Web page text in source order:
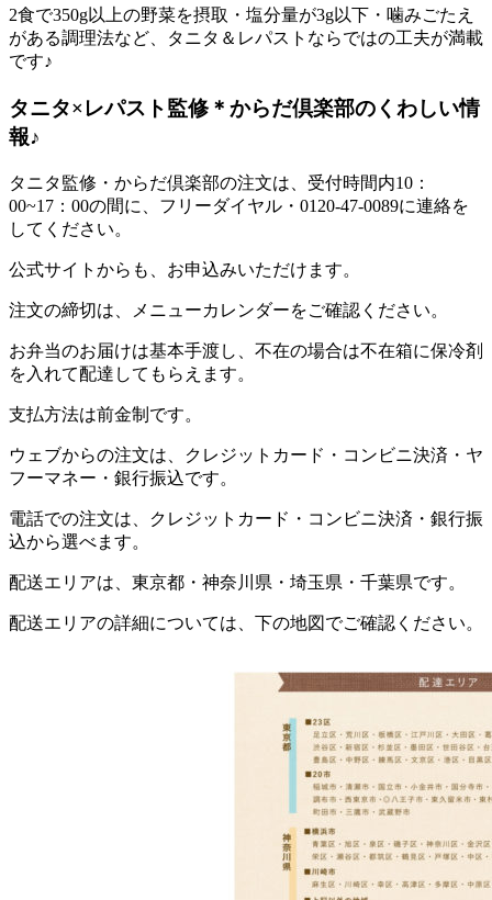
2食で350g以上の野菜を摂取・塩分量が3g以下・噛みごたえ
がある調理法など、タニタ＆レパストならではの工夫が満載
です♪
タニタ×レパスト監修＊からだ倶楽部のくわしい情
報♪
タニタ監修・からだ倶楽部の注文は、受付時間内10：
00~17：00の間に、フリーダイヤル・0120-47-0089に連絡を
してください。
公式サイトからも、お申込みいただけます。
注文の締切は、メニューカレンダーをご確認ください。
お弁当のお届けは基本手渡し、不在の場合は不在箱に保冷剤
を入れて配達してもらえます。
支払方法は前金制です。
ウェブからの注文は、クレジットカード・コンビニ決済・ヤ
フーマネー・銀行振込です。
電話での注文は、クレジットカード・コンビニ決済・銀行振
込から選べます。
配送エリアは、東京都・神奈川県・埼玉県・千葉県です。
配送エリアの詳細については、下の地図でご確認ください。